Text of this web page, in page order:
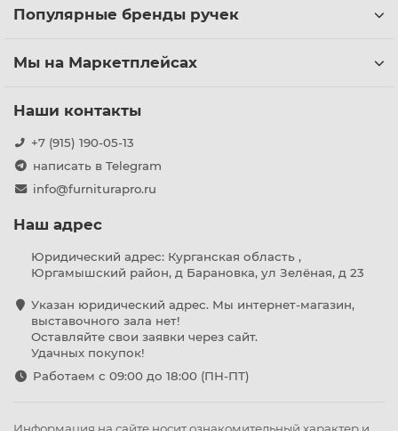
Популярные бренды ручек
Мы на Маркетплейсах
Наши контакты
+7 (915) 190-05-13
написать в Telegram
info@furniturapro.ru
Наш адрес
Юридический адрес: Курганская область ,
Юргамышский район, д Барановка, ул Зелёная, д 23
Указан юридический адрес. Мы интернет-магазин,
выставочного зала нет!
Оставляйте свои заявки через сайт.
Удачных покупок!
Работаем с 09:00 до 18:00 (ПН-ПТ)